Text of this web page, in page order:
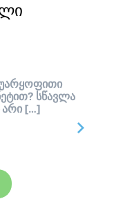
სწავლა
არი […]